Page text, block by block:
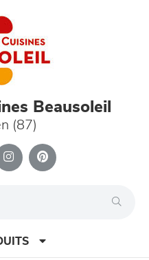
Beausoleil
(87)